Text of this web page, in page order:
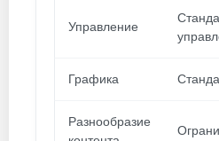
Управление
Графика
Разнообразие